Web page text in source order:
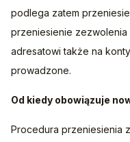
podlega zatem
przeniesienie
adresatowi także na
prowadzone.
Od kiedy obowiązuje
Procedura przeniesienia